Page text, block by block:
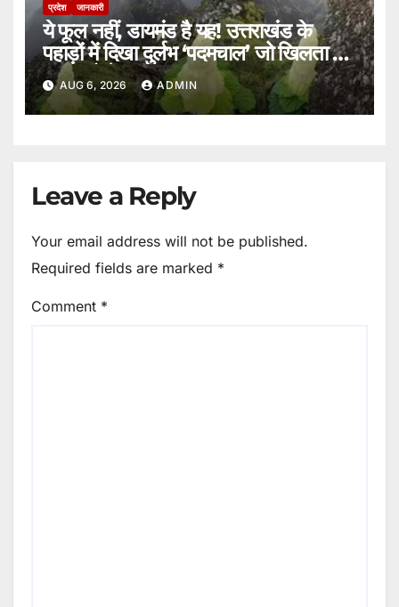
प्रदेश जानकारी
ये फूल नहीं, डायमंड है यह! उत्तराखंड के
पहाड़ों में दिखा दुर्लभ ‘पदमचाल’ जो खिलता है
15 सालों में एक बार।
AUG 6, 2026 ADMIN
Leave a Reply
Your email address will not be published.
Required fields are marked *
Comment *